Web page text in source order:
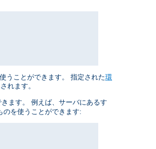
うことができます。 指定された環
れます。
ます。 例えば、サーバにあるす
を使うことができます: